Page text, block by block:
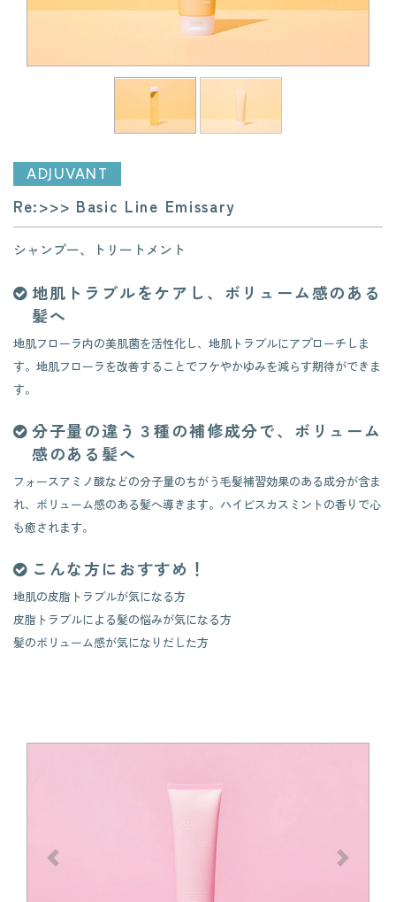
ADJUVANT
Re:>>> Basic Line Emissary
シャンプー、トリートメント
地肌トラブルをケアし、ボリューム感のある
髪へ
地肌フローラ内の美肌菌を活性化し、地肌トラブルにアプローチしま
す。地肌フローラを改善することでフケやかゆみを減らす期待ができま
す。
分子量の違う３種の補修成分で、ボリューム
感のある髪へ
フォースアミノ酸などの分子量のちがう毛髪補習効果のある成分が含ま
れ、ボリューム感のある髪へ導きます。ハイビスカスミントの香りで心
も癒されます。
こんな方におすすめ！
地肌の皮脂トラブルが気になる方
皮脂トラブルによる髪の悩みが気になる方
髪のボリューム感が気になりだした方
前へ 次へ